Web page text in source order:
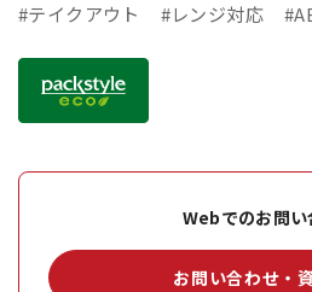
#テイクアウト #レンジ対応
Webでのお問い
お問い合わせ・